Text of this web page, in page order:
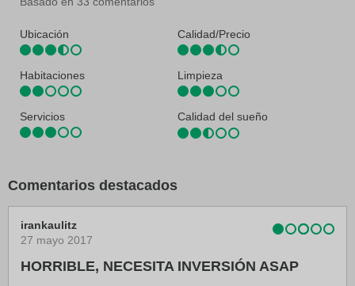
Ubicación Calidad/Precio
Habitaciones Limpieza
Servicios Calidad del sueño
Comentarios destacados
irankaulitz
27 mayo 2017
HORRIBLE, NECESITA INVERSIÓN ASAP